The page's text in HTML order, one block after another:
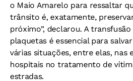
o Maio Amarelo para ressaltar
trânsito é, exatamente,
próximo”, declarou. A
plaquetas é essencial para
várias situações, entre elas, nas
hospitais no tratamento de
estradas.